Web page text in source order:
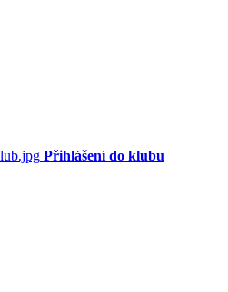
Přihlášení do klubu